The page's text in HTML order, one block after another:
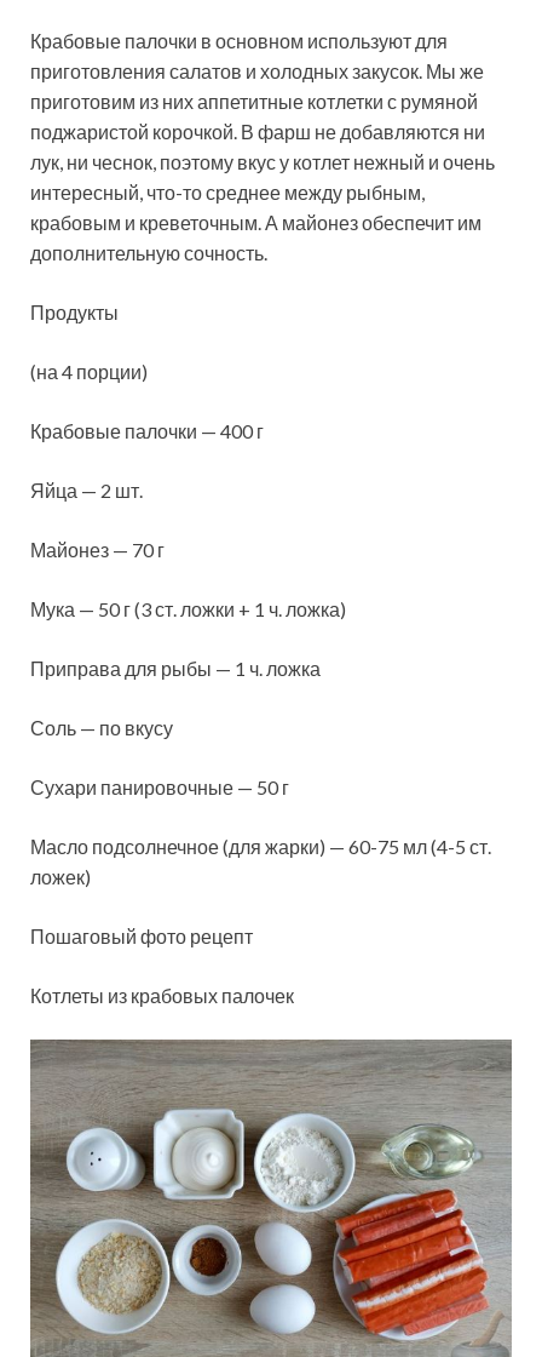
Крабовые палочки в основном используют для
приготовления салатов и холодных закусок. Мы же
приготовим из них аппетитные котлетки с румяной
поджаристой корочкой. В фарш не добавляются ни
лук, ни чеснок, поэтому вкус у котлет нежный и очень
интересный, что-то среднее между рыбным,
крабовым и креветочным. А майонез обеспечит им
дополнительную сочность.
Продукты
(на 4 порции)
Крабовые палочки — 400 г
Яйца — 2 шт.
Майонез — 70 г
Мука — 50 г (3 ст. ложки + 1 ч. ложка)
Приправа для рыбы — 1 ч. ложка
Соль — по вкусу
Сухари панировочные — 50 г
Масло подсолнечное (для жарки) — 60-75 мл (4-5 ст.
ложек)
Пошаговый фото рецепт
Котлеты из крабовых палочек